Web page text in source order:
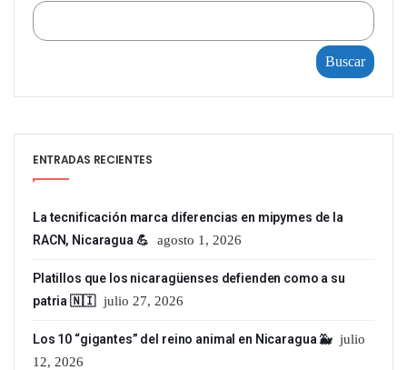
Buscar
ENTRADAS RECIENTES
La tecnificación marca diferencias en mipymes de la
RACN, Nicaragua 💪
agosto 1, 2026
Platillos que los nicaragüenses defienden como a su
patria 🇳🇮 julio 27, 2026
Los 10 “gigantes” del reino animal en Nicaragua 🐳 julio
12, 2026